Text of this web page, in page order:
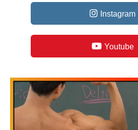
Instagram
Youtube